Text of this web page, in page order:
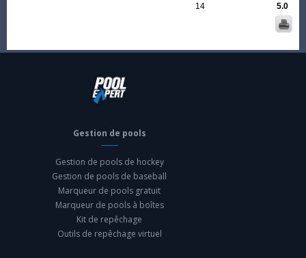
14
5.0
Gestion de pools
Gestion de pools de hockey
Gestion de pools de baseball
Marqueur de pools gratuit
Marqueur de pools à boîtes
Kit de repêchage
Outils de repêchage virtuel